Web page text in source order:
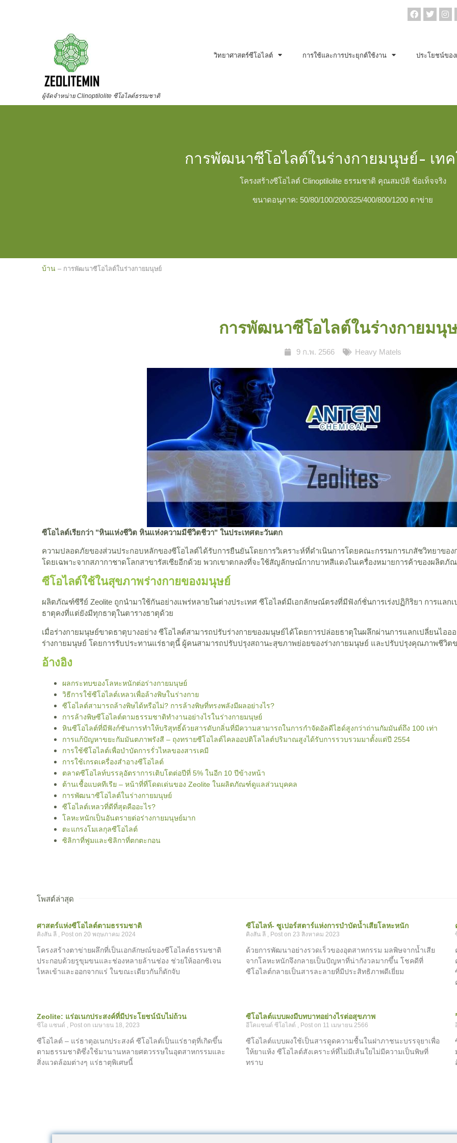
ผู้จัดจำหน่าย Clinoptilolite ซีโอไลต์ธรรมชาติ
วิทยาศาสตร์ซีโอไลต์ การใช้และการประยุกต์ใช้งาน ประโยชน์ขอ
การพัฒนาซีโอไลต์ในร่างกายมนุษย์- เท
โครงสร้างซีโอไลต์ Clinoptilolite ธรรมชาติ คุณสมบัติ ข้อเท็จจริง
ขนาดอนุภาค: 50/80/100/200/325/400/800/1200 ตาข่าย
บ้าน – การพัฒนาซีโอไลต์ในร่างกายมนุษย์
การพัฒนาซีโอไลต์ในร่างกายมนุ
9 ก.พ. 2566 Heavy Matels
ซีโอไลต์เรียกว่า "หินแห่งชีวิต หินแห่งความมีชีวิตชีวา" ในประเทศตะวันตก
ความปลอดภัยของส่วนประกอบหลักของซีโอไลต์ได้รับการยืนยันโดยการวิเคราะห์ที่ดำเนินการโดยคณะกรรมการเภสัชวิทยาขอ
โดยเฉพาะจากสภากาชาดโลกสาขารัสเซียอีกด้วย พวกเขาตกลงที่จะใช้สัญลักษณ์กากบาทสีแดงในเครื่องหมายการค้าของผ
ซีโอไลต์ใช้ในสุขภาพร่างกายของมนุษย์
ผลิตภัณฑ์ซีรีย์ Zeolite ถูกนำมาใช้กันอย่างแพร่หลายในต่างประเทศ ซีโอไลต์มีเอกลักษณ์ตรงที่มีฟังก์ชั่นการเร่งปฏิกิริยา การแลก
ธาตุคงที่แต่ยังมีทุกธาตุในตารางธาตุด้วย
เมื่อร่างกายมนุษย์ขาดธาตุบางอย่าง ซีโอไลต์สามารถปรับร่างกายของมนุษย์ได้โดยการปล่อยธาตุในผลึกผ่านการแลกเปลี่ยนไอ
ร่างกายมนุษย์ โดยการรับประทานแร่ธาตุนี้ ผู้คนสามารถปรับปรุงสถานะสุขภาพย่อยของร่างกายมนุษย์ และปรับปรุงคุณภาพชีวิต
อ้างอิง
ผลกระทบของโลหะหนักต่อร่างกายมนุษย์
วิธีการใช้ซีโอไลต์เหลวเพื่อล้างพิษในร่างกาย
ซีโอไลต์สามารถล้างพิษได้หรือไม่? การล้างพิษที่ทรงพลังมีผลอย่างไร?
การล้างพิษซีโอไลต์ตามธรรมชาติทำงานอย่างไรในร่างกายมนุษย์
หินซีโอไลต์ที่มีฟังก์ชันการทำให้บริสุทธิ์ด้วยสารดับกลิ่นที่มีความสามารถในการกำจัดอัลดีไฮด์สูงกว่าถ่านกัมมันต์ถึง 100 เท่า
การแก้ปัญหาขยะกัมมันตภาพรังสี – ถุงทรายซีโอไลต์ไคลออปติโลไลต์ปริมาณสูงได้รับการรวบรวมมาตั้งแต่ปี 2554
การใช้ซีโอไลต์เพื่อบำบัดการรั่วไหลของสารเคมี
การใช้เกรดเครื่องสำอางซีโอไลต์
ตลาดซีโอไลท์บรรลุอัตราการเติบโตต่อปีที่ 5% ในอีก 10 ปีข้างหน้า
ต้านเชื้อแบคทีเรีย – หน้าที่ที่โดดเด่นของ Zeolite ในผลิตภัณฑ์ดูแลส่วนบุคคล
การพัฒนาซีโอไลต์ในร่างกายมนุษย์
ซีโอไลต์เหลวที่ดีที่สุดคืออะไร?
โลหะหนักเป็นอันตรายต่อร่างกายมนุษย์มาก
ตะแกรงโมเลกุลซีโอไลต์
ซิลิกาที่ฟูมและซิลิกาที่ตกตะกอน
โพสต์ล่าสุด
ศาสตร์แห่งซีโอไลต์ตามธรรมชาติ
คิงสัน ลี 20 พฤษภาคม 2024
โครงสร้างตาข่ายผลึกที่เป็นเอกลักษณ์ของซีโอไลต์ธรรมชาติ
ประกอบด้วยรูขุมขนและช่องหลายล้านช่อง ช่วยให้ออกซิเจน
ไหลเข้าและออกจากแร่ ในขณะเดียวกันก็ดักจับ
ซีโอไลท์- ซูเปอร์สตาร์แห่งการบำบัดน้ำเสียโลหะหนัก
คิงสัน ลี 23 สิงหาคม 2023
ด้วยการพัฒนาอย่างรวดเร็วของอุตสาหกรรม มลพิษจากน้ำเสีย
จากโลหะหนักจึงกลายเป็นปัญหาที่น่ากังวลมากขึ้น โชคดีที่
ซีโอไลต์กลายเป็นสารละลายที่มีประสิทธิภาพดีเยี่ยม
Zeolite: แร่อเนกประสงค์ที่มีประโยชน์นับไม่ถ้วน
ซีโอ แซนด์ เมษายน 18, 2023
ซีโอไลต์ – แร่ธาตุอเนกประสงค์ ซีโอไลต์เป็นแร่ธาตุที่เกิดขึ้น
ตามธรรมชาติซึ่งใช้มานานหลายศตวรรษในอุตสาหกรรมและ
สิ่งแวดล้อมต่างๆ แร่ธาตุพิเศษนี้
ซีโอไลต์แบบผงมีบทบาทอย่างไรต่อสุขภาพ
อีโคแซนด์ ซีโอไลต์ 11 เมษายน 2566
ซีโอไลต์แบบผงใช้เป็นสารดูดความชื้นในฝาภาชนะบรรจุยาเพื่อ
ให้ยาแห้ง ซีโอไลต์สังเคราะห์ที่ไม่มีเส้นใยไม่มีความเป็นพิษที่
ทราบ